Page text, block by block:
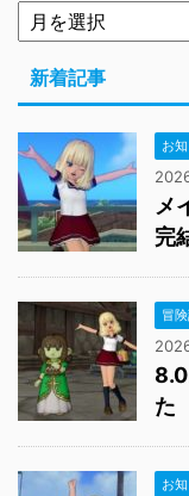
新着記事
お
メ
完
冒
た
お